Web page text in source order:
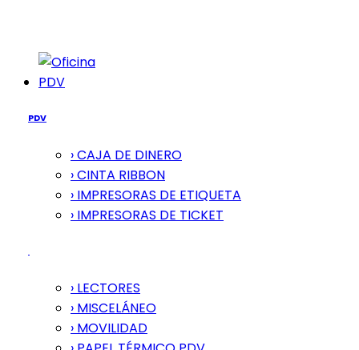
PDV
PDV
› CAJA DE DINERO
› CINTA RIBBON
› IMPRESORAS DE ETIQUETA
› IMPRESORAS DE TICKET
› LECTORES
› MISCELÁNEO
› MOVILIDAD